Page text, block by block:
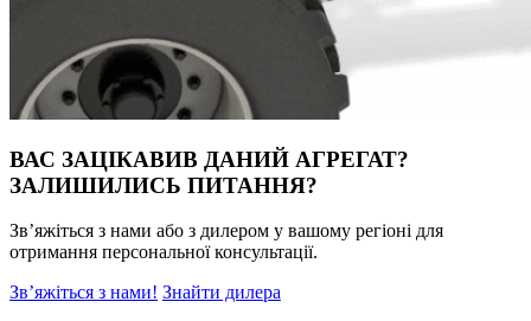
ВАС ЗАЦІКАВИВ ДАНИЙ АГРЕГАТ?
ЗАЛИШИЛИСЬ ПИТАННЯ?
Зв’яжіться з нами або з дилером у вашому регіоні для
отримання персональної консультації.
Зв’яжіться з нами! Знайти дилера